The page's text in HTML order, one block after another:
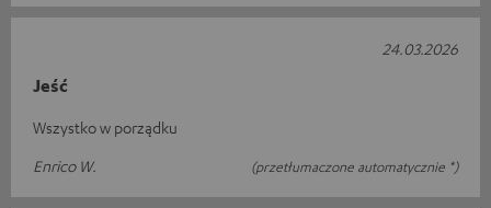
Jeść
Wszystko w porządku
Enrico W.
(przetłumaczone automatycznie *)
24.03.2026